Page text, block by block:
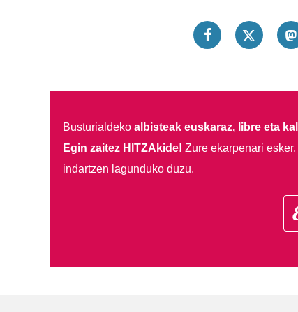
Busturialdeko albisteak euskaraz, libre eta
Egin zaitez HITZAkide! Zure ekarpenari
indartzen lagunduko duzu.